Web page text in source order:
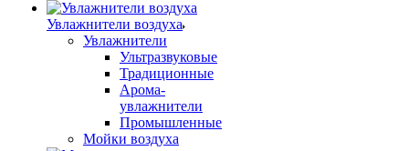
Увлажнители воздуха
Увлажнители
Ультразвуковые
Традиционные
Арома-
увлажнители
Промышленные
Мойки воздуха